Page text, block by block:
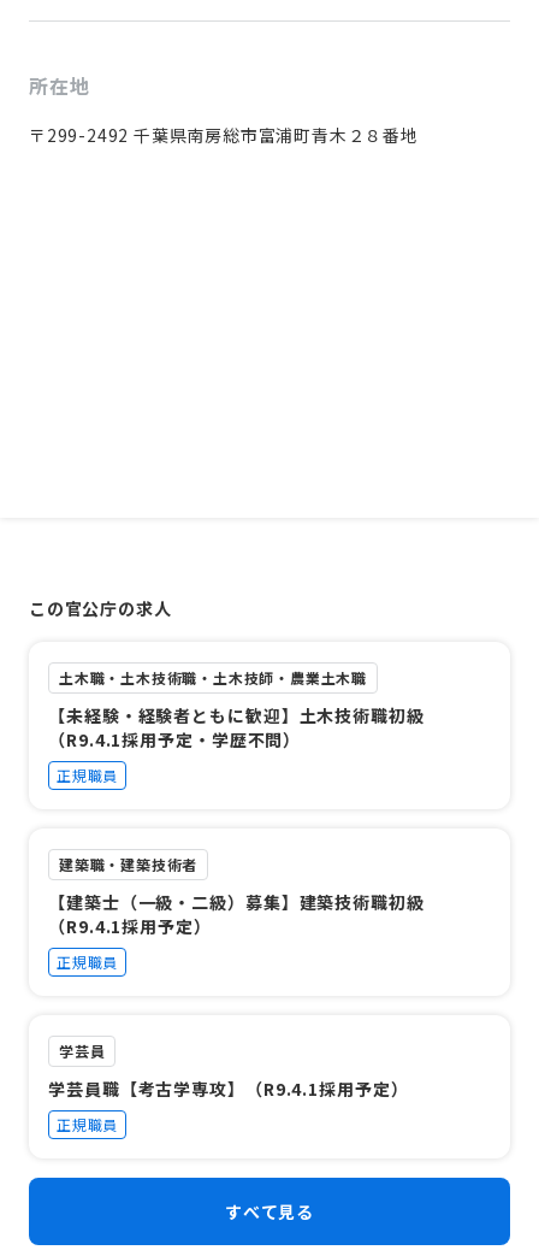
所在地
〒299-2492 千葉県南房総市富浦町青木２８番地
この官公庁の求人
土木職・土木技術職・土木技師・農業土木職
【未経験・経験者ともに歓迎】土木技術職初級
（R9.4.1採用予定・学歴不問）
正規職員
建築職・建築技術者
【建築士（一級・二級）募集】建築技術職初級
（R9.4.1採用予定）
正規職員
学芸員
学芸員職【考古学専攻】（R9.4.1採用予定）
正規職員
すべて見る